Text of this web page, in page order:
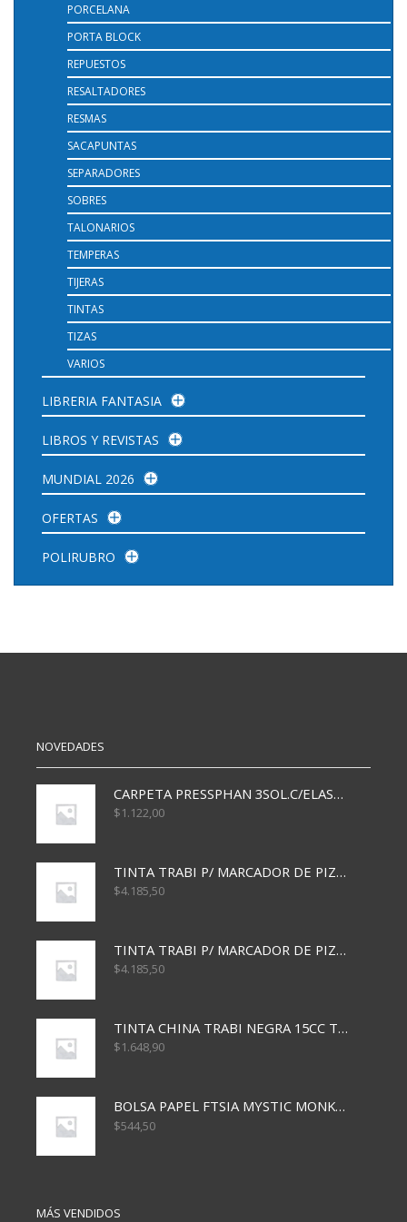
PORCELANA
PORTA BLOCK
REPUESTOS
RESALTADORES
RESMAS
SACAPUNTAS
SEPARADORES
SOBRES
TALONARIOS
TEMPERAS
TIJERAS
TINTAS
TIZAS
VARIOS
LIBRERIA FANTASIA
LIBROS Y REVISTAS
MUNDIAL 2026
OFERTAS
POLIRUBRO
NOVEDADES
CARPETA PRESSPHAN 3SOL.C/ELAST MARRON A4 P01A
$1.122,00
TINTA TRABI P/ MARCADOR DE PIZARRA x30ml AZUL
$4.185,50
TINTA TRABI P/ MARCADOR DE PIZARRA x30ml ROJO
$4.185,50
TINTA CHINA TRABI NEGRA 15CC TR3460
$1.648,90
BOLSA PAPEL FTSIA MYSTIC MONKEY 14/08/20
$544,50
MÁS VENDIDOS